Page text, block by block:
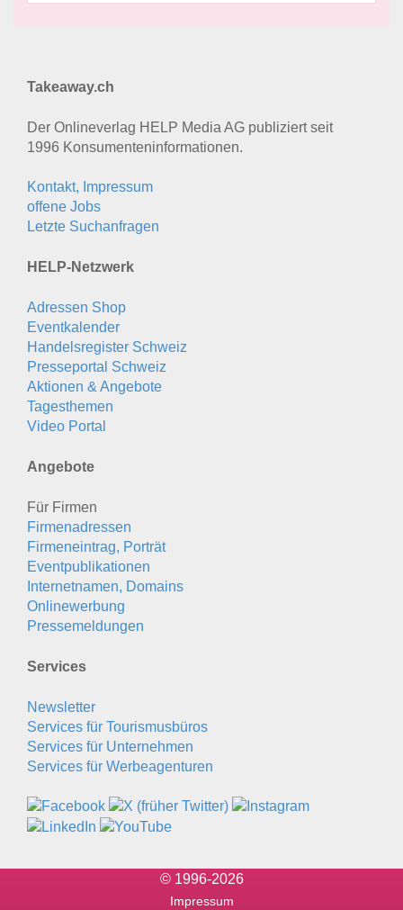
Takeaway.ch
Der Onlineverlag HELP Media AG publiziert seit
1996 Konsumenten­informationen.
Kontakt, Impressum
offene Jobs
Letzte Suchanfragen
HELP-Netzwerk
Adressen Shop
Eventkalender
Handelsregister Schweiz
Presseportal Schweiz
Aktionen & Angebote
Tagesthemen
Video Portal
Angebote
Für Firmen
Firmenadressen
Firmeneintrag, Porträt
Eventpublikationen
Internetnamen, Domains
Onlinewerbung
Pressemeldungen
Services
Newsletter
Services für Tourismusbüros
Services für Unternehmen
Services für Werbeagenturen
© 1996-2026
Impressum